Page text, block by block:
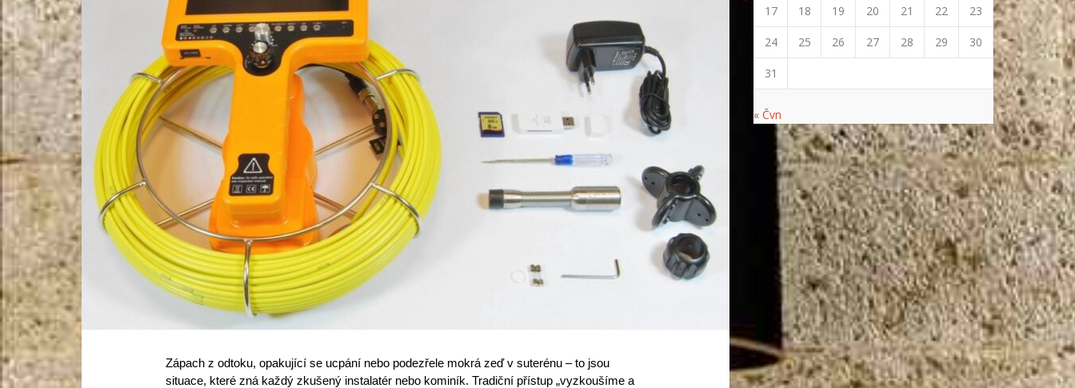
Zápach z odtoku, opakující se ucpání nebo podezřele mokrá zeď v suterénu – to jsou
situace, které zná každý zkušený instalatér nebo kominík. Tradiční přístup „vyzkoušíme a
17 18 19 20 21 22 23
24 25 26 27 28 29 30
31
« Čvn